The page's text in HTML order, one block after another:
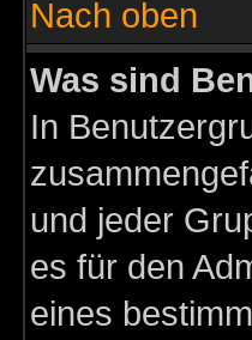
Nach oben
Was sind
In
und jeder
es für den
eines